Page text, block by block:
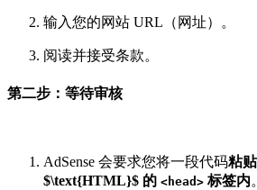
输入您的网站 URL（网址）。
阅读并接受条款。
第二步：等待审核
AdSense 会要求您将一段代码粘
$\text{HTML}$ 的 <head> 标签内。